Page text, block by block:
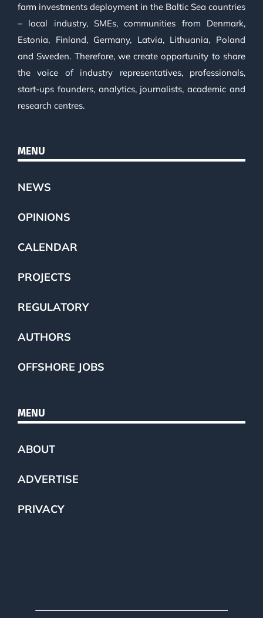
farm investments deployment in the Baltic Sea countries
– local industry, SMEs, communities from Denmark,
Estonia, Finland, Germany, Latvia, Lithuania, Poland
and Sweden. Therefore, we create opportunity to share
the voice of industry representatives, professionals,
start-ups founders, analytics, journalists, academic and
research centres.
MENU
NEWS
OPINIONS
CALENDAR
PROJECTS
REGULATORY
AUTHORS
OFFSHORE JOBS
MENU
ABOUT
ADVERTISE
PRIVACY